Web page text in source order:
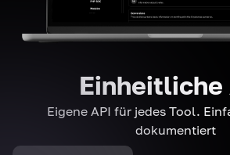
Einheitliche
Eigene API für jedes Tool.
dokumentiert